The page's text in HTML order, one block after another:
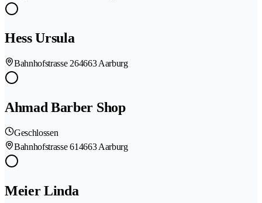
Hess Ursula
Bahnhofstrasse 264663 Aarburg
Ahmad Barber Shop
Geschlossen
Bahnhofstrasse 614663 Aarburg
Meier Linda